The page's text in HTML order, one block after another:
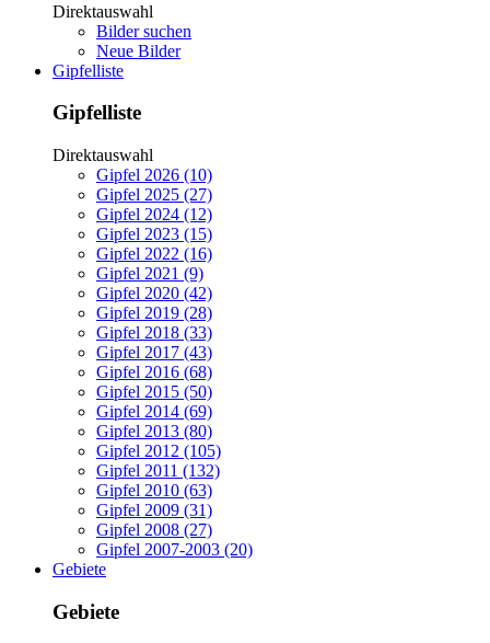
Direktauswahl
Bilder suchen
Neue Bilder
Gipfelliste
Gipfelliste
Direktauswahl
Gipfel 2026 (10)
Gipfel 2025 (27)
Gipfel 2024 (12)
Gipfel 2023 (15)
Gipfel 2022 (16)
Gipfel 2021 (9)
Gipfel 2020 (42)
Gipfel 2019 (28)
Gipfel 2018 (33)
Gipfel 2017 (43)
Gipfel 2016 (68)
Gipfel 2015 (50)
Gipfel 2014 (69)
Gipfel 2013 (80)
Gipfel 2012 (105)
Gipfel 2011 (132)
Gipfel 2010 (63)
Gipfel 2009 (31)
Gipfel 2008 (27)
Gipfel 2007-2003 (20)
Gebiete
Gebiete